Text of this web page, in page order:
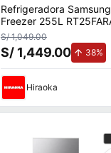
Refrigeradora
Freezer 255L
No Frost
S/ 1,049.00
S/ 1,449.00 38%
Hiraoka